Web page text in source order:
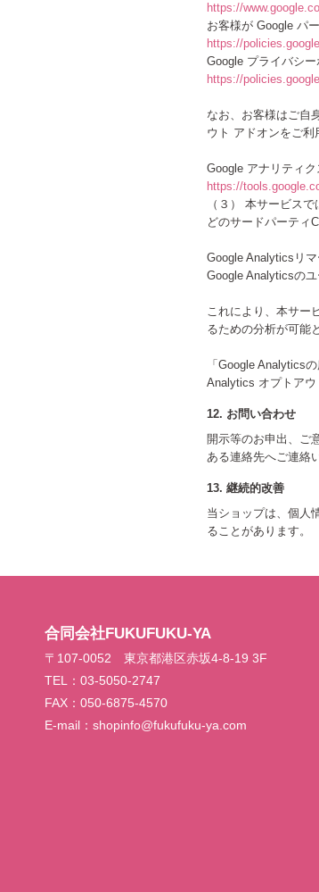
https://
お客様が Google パ
https://
Google プライバシー
https://
なお、お客様はご自
ウト アドオンをご利
Google アナリティ
https://
（３） 本サービス
どのサードパーティ
Google Analyticsリ
Google Analyticsの
これにより、本サー
るための分析が可能
「Google Analytics
Analytics オプトアウ
12. お問い合わせ
開示等のお申出、ご
ある連絡先へご連絡
13. 継続的改善
当ショップは、個人
ることがあります。
合同会社FUKUFUKU-YA
〒107-0052 東京都港区赤坂4-8-19 3F
TEL：03-5050-2747
FAX：050-6875-4570
E-mail： shopinfo@fukufuku-ya.com